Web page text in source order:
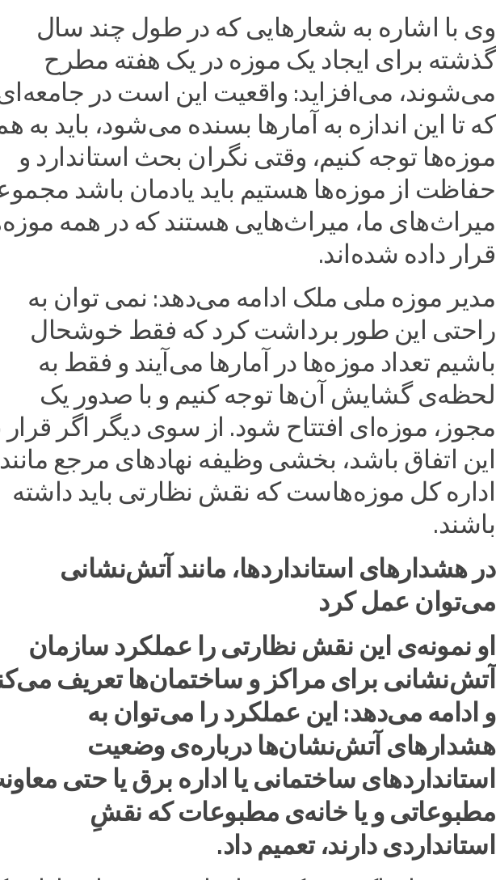
وی با اشاره به شعارهایی که در طول چند سال
گذشته برای ایجاد یک موزه در یک هفته مطرح
می‌شوند، می‌افزاید: واقعیت این است در
که تا این اندازه به آمارها بسنده می‌شود، باید به
موزه‌ها توجه کنیم، وقتی نگران بحث استاندارد و
حفاظت از موزه‌ها هستیم باید یادمان باشد
میراث‌های ما، میراث‌هایی هستند که در همه
قرار داده شده‌اند.
مدیر موزه ملی ملک ادامه می‌دهد: نمی توان به
راحتی این طور برداشت کرد که فقط خوشحال
باشیم تعداد موزه‌ها در آمارها می‌آیند و فقط به
لحظه‌ی گشایش آن‌ها توجه کنیم و با صدور یک
مجوز، موزه‌ای افتتاح شود. از سوی دیگر اگر قرار
این اتفاق باشد، بخشی وظیفه نهادهای مرجع مانند
اداره کل موزه‌هاست که نقش نظارتی باید داشته
باشند.
در هشدارهای استانداردها، مانند آتش‌نشانی
می‌توان عمل کرد
او نمونه‌ی این نقش نظارتی را عملکرد سازمان
آتش‌نشانی برای مراکز و ساختمان‌ها تعریف
و ادامه می‌دهد: این عملکرد را می‌توان به
هشدارهای آتش‌نشان‌ها درباره‌ی وضعیت
استانداردهای ساختمانی یا اداره برق یا حتی
مطبوعاتی و یا خانه‌ی مطبوعات که نقشِ
استانداردی دارند، تعمیم داد.